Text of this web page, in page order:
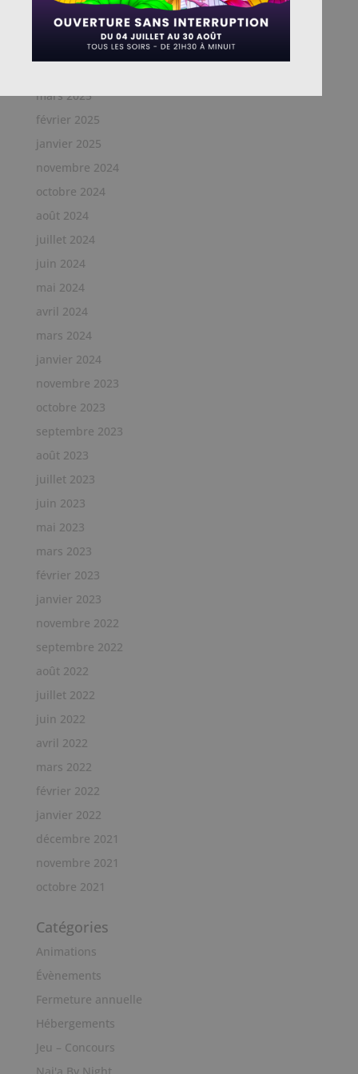
juin 2025
mars 2025
février 2025
janvier 2025
novembre 2024
octobre 2024
août 2024
juillet 2024
juin 2024
mai 2024
avril 2024
mars 2024
janvier 2024
novembre 2023
octobre 2023
septembre 2023
août 2023
juillet 2023
juin 2023
mai 2023
mars 2023
février 2023
janvier 2023
novembre 2022
septembre 2022
août 2022
juillet 2022
juin 2022
avril 2022
mars 2022
février 2022
janvier 2022
décembre 2021
novembre 2021
octobre 2021
Catégories
Animations
Évènements
Fermeture annuelle
Hébergements
Jeu – Concours